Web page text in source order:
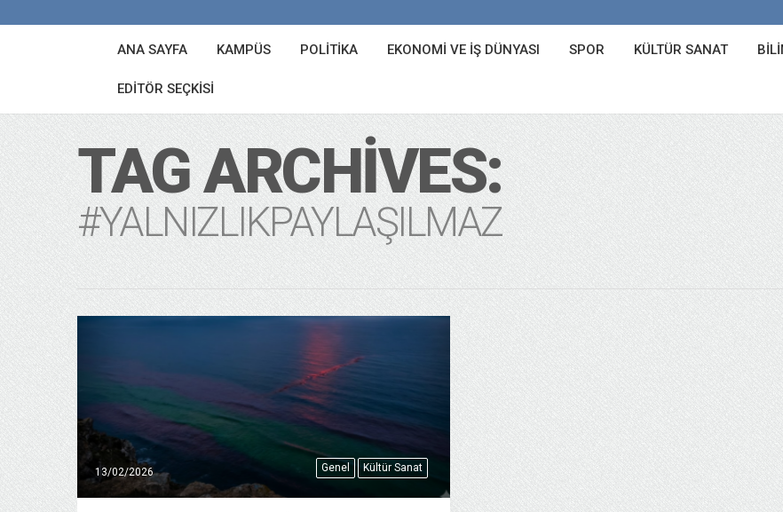
ANA SAYFA KAMPÜS POLITIKA EKONOMI VE İŞ DÜNYASI SPOR KÜLTÜR SANAT
EDITÖR SEÇKISI
TAG ARCHIVES:
#YALNIZLIKPAYLAŞILMAZ
Genel Kültür Sanat
13/02/2026